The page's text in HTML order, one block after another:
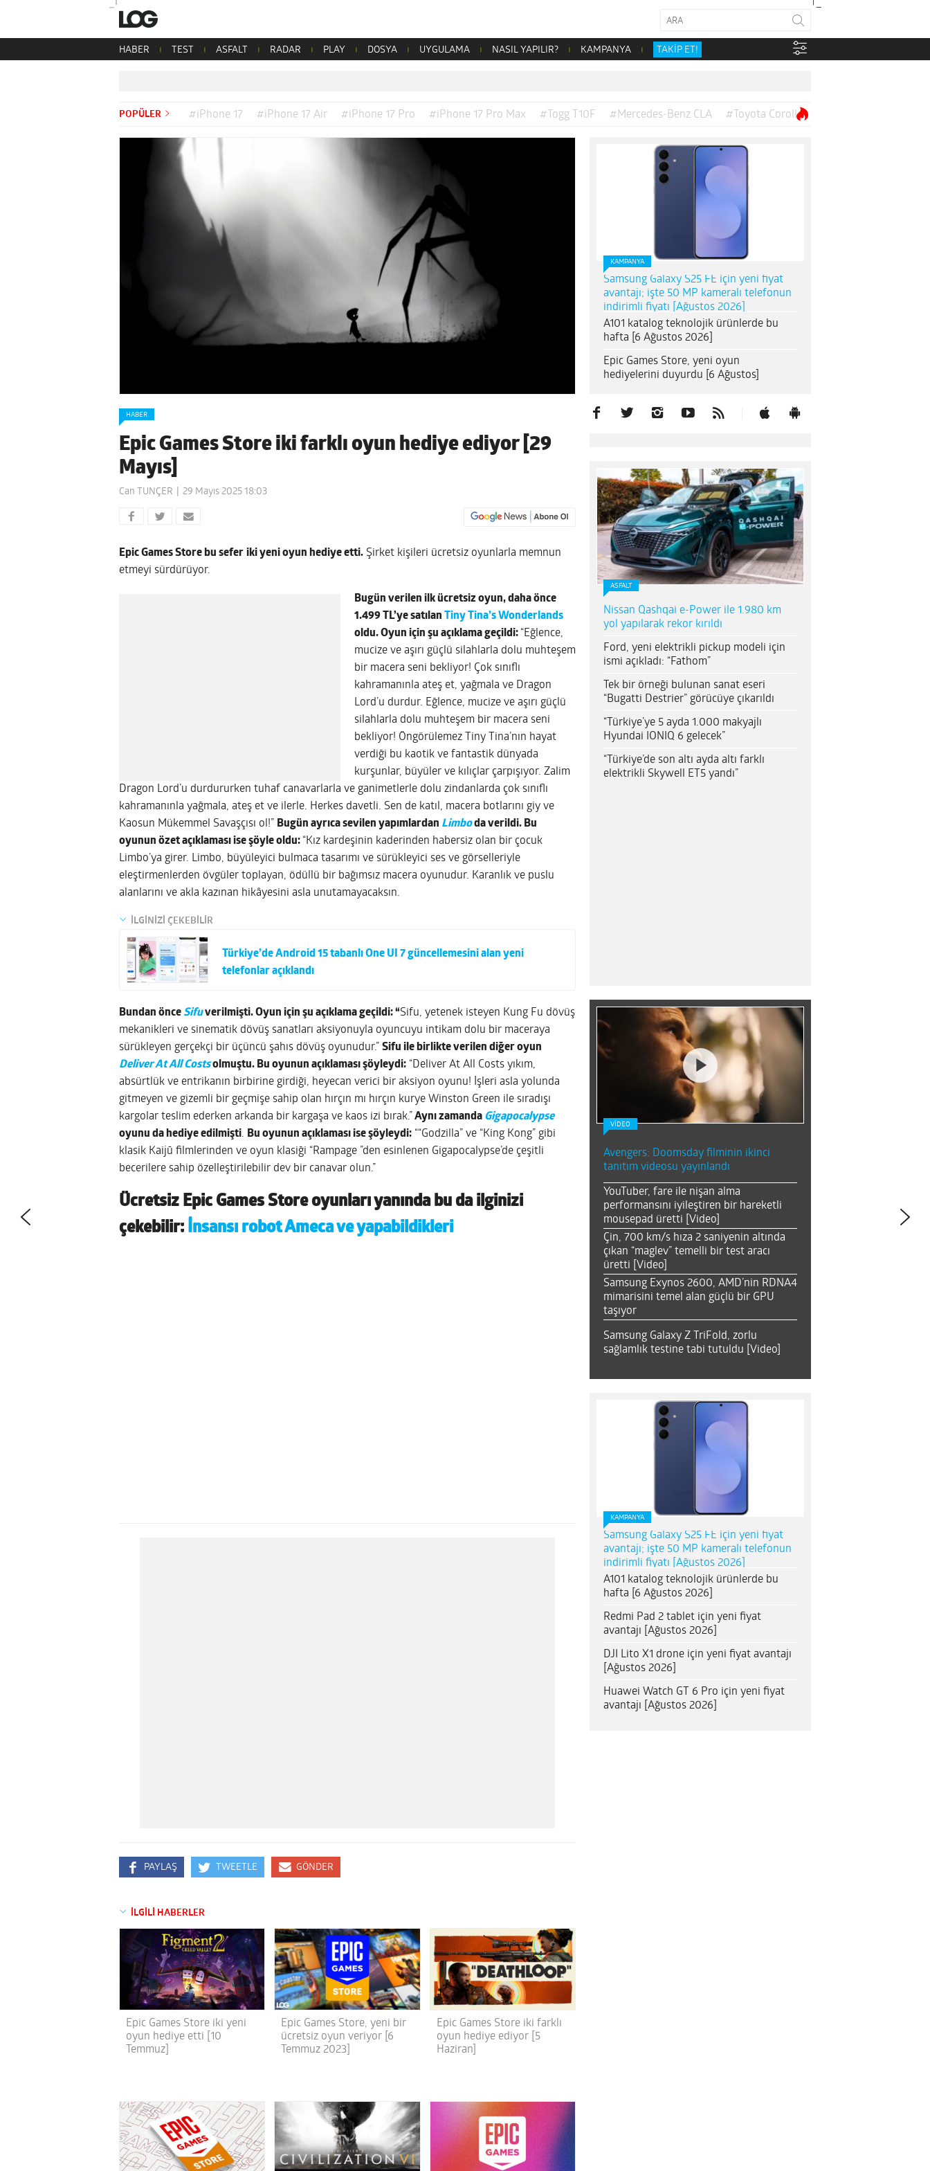
HABER TEST ASFALT RADAR PLAY DOSYA UYGULAMA NASIL YAPILIR? KAMPANYA TAKİP ET!
POPÜLER #iPhone 17 #iPhone 17 Air #iPhone 17 Pro #iPhone 17 Pro Max #Togg T10F #Mercedes-Benz CLA #Toyota Corolla
HABER
Epic Games Store iki farklı oyun hediye ediyor [29
Mayıs]
Can TUNÇER 29 Mayıs 2025 18:03
Epic Games Store bu sefer iki yeni oyun hediye etti. Şirket kişileri ücretsiz oyunlarla memnun
etmeyi sürdürüyor.
Bugün verilen ilk ücretsiz oyun, daha önce
1.499 TL’ye satılan Tiny Tina’s Wonderlands
oldu. Oyun için şu açıklama geçildi: “Eğlence,
mucize ve aşırı güçlü silahlarla dolu muhteşem
bir macera seni bekliyor! Çok sınıflı
kahramanınla ateş et, yağmala ve Dragon
Lord’u durdur. Eğlence, mucize ve aşırı güçlü
silahlarla dolu muhteşem bir macera seni
bekliyor! Öngörülemez Tiny Tina’nın hayat
verdiği bu kaotik ve fantastik dünyada
kurşunlar, büyüler ve kılıçlar çarpışıyor. Zalim
Dragon Lord’u durdururken tuhaf canavarlarla ve ganimetlerle dolu zindanlarda çok sınıflı
kahramanınla yağmala, ateş et ve ilerle. Herkes davetli. Sen de katıl, macera botlarını giy ve
Kaosun Mükemmel Savaşçısı ol!” Bugün ayrıca sevilen yapımlardan Limboda verildi. Bu
oyunun özet açıklaması ise şöyle oldu: “Kız kardeşinin kaderinden habersiz olan bir çocuk
Limbo’ya girer. Limbo, büyüleyici bulmaca tasarımı ve sürükleyici ses ve görselleriyle
eleştirmenlerden övgüler toplayan, ödüllü bir bağımsız macera oyunudur. Karanlık ve puslu
alanlarını ve akla kazınan hikâyesini asla unutamayacaksın.
İLGİNİZİ ÇEKEBİLİR
Türkiye’de Android 15 tabanlı One UI 7 güncellemesini alan yeni
telefonlar açıklandı
Bundan önce Sifuverilmişti. Oyun için şu açıklama geçildi: “Sifu, yetenek isteyen Kung Fu dövüş
mekanikleri ve sinematik dövüş sanatları aksiyonuyla oyuncuyu intikam dolu bir maceraya
sürükleyen gerçekçi bir üçüncü şahıs dövüş oyunudur.” Sifu ile birlikte verilen diğer oyun
Deliver At All Costsolmuştu. Bu oyunun açıklaması şöyleydi: “Deliver At All Costs yıkım,
absürtlük ve entrikanın birbirine girdiği, heyecan verici bir aksiyon oyunu! İşleri asla yolunda
gitmeyen ve gizemli bir geçmişe sahip olan hırçın mı hırçın kurye Winston Green ile sıradışı
kargolar teslim ederken arkanda bir kargaşa ve kaos izi bırak.” Aynı zamanda Gigapocalypse
oyunu da hediye edilmişti. Bu oyunun açıklaması ise şöyleydi: ““Godzilla” ve “King Kong” gibi
klasik Kaijū filmlerinden ve oyun klasiği “Rampage ”den esinlenen Gigapocalypse’de çeşitli
becerilere sahip özelleştirilebilir dev bir canavar olun.”
Ücretsiz Epic Games Store oyunları yanında bu da ilginizi
çekebilir: İnsansı robot Ameca ve yapabildikleri
PAYLAŞ TWEETLE GÖNDER
İLGİLİ HABERLER
Epic Games Store iki yeni
oyun hediye etti [10
Temmuz]
Epic Games Store, yeni bir
ücretsiz oyun veriyor [6
Temmuz 2023]
Epic Games Store iki farklı
oyun hediye ediyor [5
Haziran]
KAMPANYA
Samsung Galaxy S25 FE için yeni fiyat
avantajı; işte 50 MP kameralı telefonun
indirimli fiyatı [Ağustos 2026]
A101 katalog teknolojik ürünlerde bu
hafta [6 Ağustos 2026]
Epic Games Store, yeni oyun
hediyelerini duyurdu [6 Ağustos]
ASFALT
Nissan Qashqai e-Power ile 1.980 km
yol yapılarak rekor kırıldı
Ford, yeni elektrikli pickup modeli için
ismi açıkladı: “Fathom”
Tek bir örneği bulunan sanat eseri
“Bugatti Destrier” görücüye çıkarıldı
“Türkiye’ye 5 ayda 1.000 makyajlı
Hyundai IONIQ 6 gelecek”
“Türkiye’de son altı ayda altı farklı
elektrikli Skywell ET5 yandı”
VİDEO
Avengers: Doomsday filminin ikinci
tanıtım videosu yayınlandı
YouTuber, fare ile nişan alma
performansını iyileştiren bir hareketli
mousepad üretti [Video]
Çin, 700 km/s hıza 2 saniyenin altında
çıkan “maglev” temelli bir test aracı
üretti [Video]
Samsung Exynos 2600, AMD’nin RDNA4
mimarisini temel alan güçlü bir GPU
taşıyor
Samsung Galaxy Z TriFold, zorlu
sağlamlık testine tabi tutuldu [Video]
KAMPANYA
Samsung Galaxy S25 FE için yeni fiyat
avantajı; işte 50 MP kameralı telefonun
indirimli fiyatı [Ağustos 2026]
A101 katalog teknolojik ürünlerde bu
hafta [6 Ağustos 2026]
Redmi Pad 2 tablet için yeni fiyat
avantajı [Ağustos 2026]
DJI Lito X1 drone için yeni fiyat avantajı
[Ağustos 2026]
Huawei Watch GT 6 Pro için yeni fiyat
avantajı [Ağustos 2026]